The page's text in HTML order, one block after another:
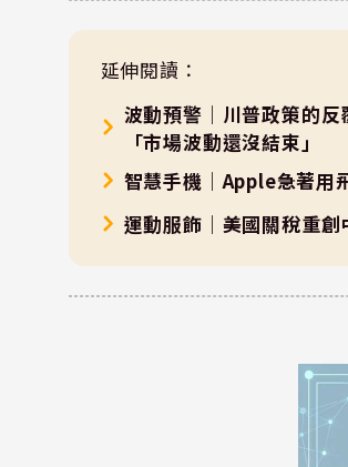
延伸閱讀：
波動預警｜川普政策的
「市場波動還沒結束」
智慧手機｜Apple急著用
運動服飾｜美國關稅重